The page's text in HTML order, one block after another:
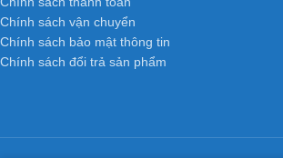
Chính sách vận chuyển
Chính sách bảo mật thông tin
Chính sách đổi trả sản phẩm